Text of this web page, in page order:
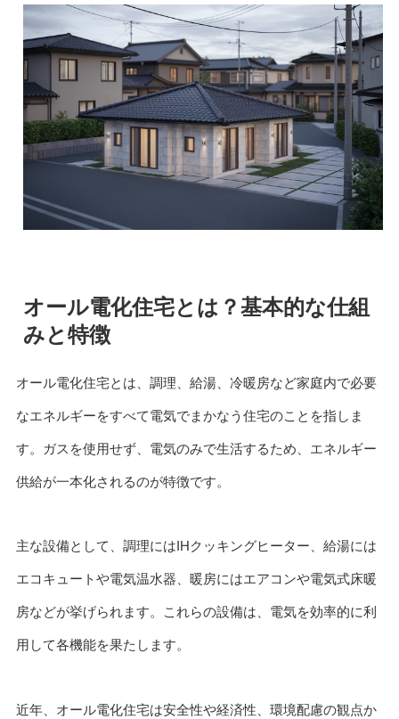
オール電化住宅とは？基本的な仕組
みと特徴
オール電化住宅とは、調理、給湯、冷暖房など家庭内で必要
なエネルギーをすべて電気でまかなう住宅のことを指しま
す。ガスを使用せず、電気のみで生活するため、エネルギー
供給が一本化されるのが特徴です。
主な設備として、調理にはIHクッキングヒーター、給湯には
エコキュートや電気温水器、暖房にはエアコンや電気式床暖
房などが挙げられます。これらの設備は、電気を効率的に利
用して各機能を果たします。
近年、オール電化住宅は安全性や経済性、環境配慮の観点か